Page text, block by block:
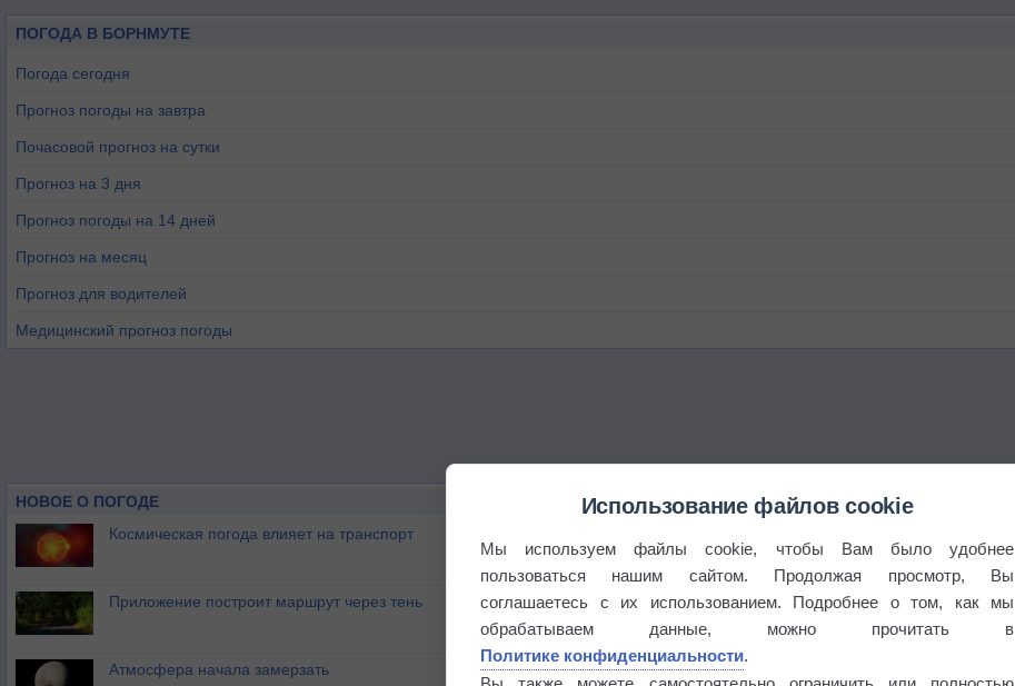
ПОГОДА В БОРНМУТЕ
Погода сегодня
Прогноз погоды на завтра
Почасовой прогноз на сутки
Прогноз на 3 дня
Прогноз погоды на 14 дней
Прогноз на месяц
Прогноз для водителей
Медицинский прогноз погоды
НОВОЕ О ПОГОДЕ
Космическая погода влияет на транспорт
Приложение построит маршрут через тень
Атмосфера начала замерзать
Использование файлов cookie
Мы используем файлы cookie, чтобы Вам было удобнее
пользоваться нашим сайтом. Продолжая просмотр, Вы
соглашаетесь с их использованием. Подробнее о том, как мы
обрабатываем данные, можно прочитать в
Политике конфиденциальности.